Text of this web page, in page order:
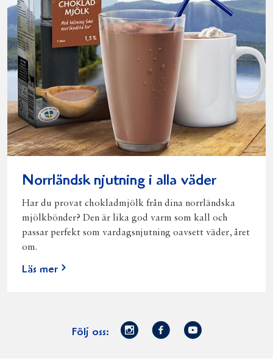
Norrländsk njutning i alla väder
Har du provat chokladmjölk från dina norrländska
mjölkbönder? Den är lika god varm som kall och
passar perfekt som vardagsnjutning oavsett väder, året
om.
Läs mer
Följ oss:
Norrmejerier
Facebook
Youtube